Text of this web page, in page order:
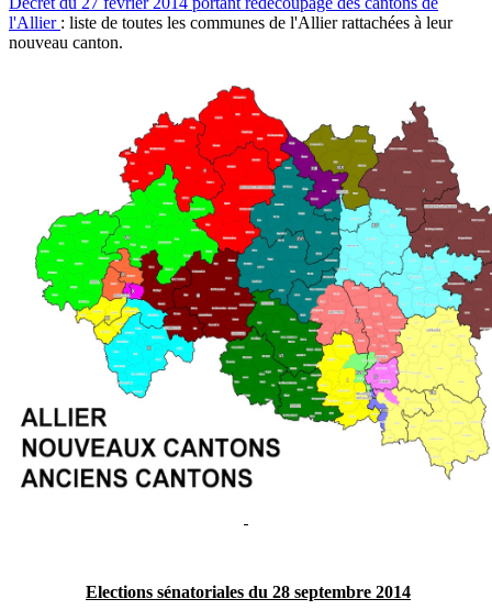
l'Allier : liste de toutes les communes de l'Allier rattachées à leur
nouveau canton.
Elections sénatoriales du 28 septembre 2014